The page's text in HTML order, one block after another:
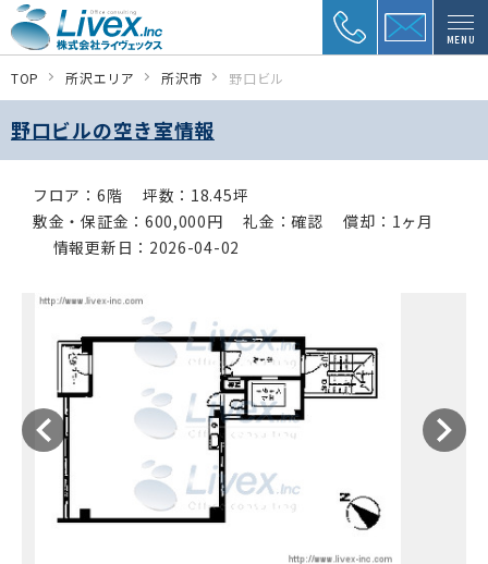
MENU
TOP 所沢エリア 所沢市 野口ビル
野口ビルの空き室情報
フロア：6階
坪数：18.45坪
敷金・保証金：600,000円
礼金：確認
償却：1ヶ月
情報更新日：2026-04-02